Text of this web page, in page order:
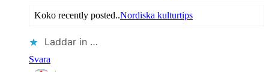
Koko recently posted..Nordiska kulturtips
Laddar in …
Svara